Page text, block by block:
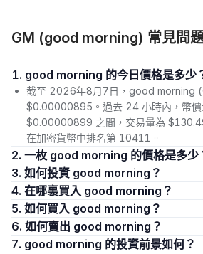
GM (good morning) 常見問
1. good morning 的今日價格是多少
截至 2026年8月7日，good morning
$0.00000895。過去 24 小時內，幣
$0.00000899 之間，交易量為
在加密貨幣中排名第 10411。
2. 一枚 good morning 的價格是多少
3. 如何投資 good morning？
4. 在哪裏買入 good morning？
5. 如何買入 good morning？
6. 如何賣出 good morning？
7. good morning 的投資前景如何？